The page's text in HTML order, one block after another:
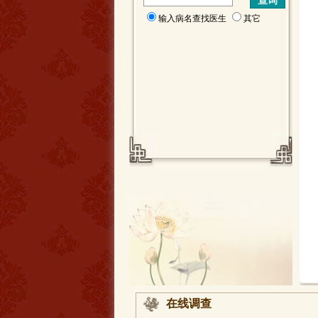
输入病名查找医生 其它
在线调查